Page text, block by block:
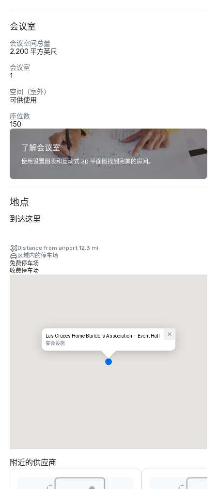
会议室
会议空间总量
2,200 平方英尺
会议室
1
空间（室外）
可供使用
座位数
150
了解会议室
使用设置图表和互动式 3D 平面图找到完美的房间。
地点
到达这里
Distance from airport 12.3 mi
区域内的停车场
免费停车场
收费停车场
Las Cruces Home Builders Association – Event Hall
宴会设施
附近的供应商